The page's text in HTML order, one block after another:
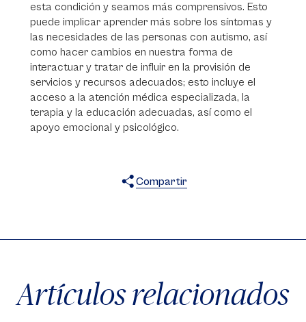
esta condición y seamos más comprensivos. Esto
puede implicar aprender más sobre los síntomas y
las necesidades de las personas con autismo, así
como hacer cambios en nuestra forma de
interactuar y tratar de influir en la provisión de
servicios y recursos adecuados; esto incluye el
acceso a la atención médica especializada, la
terapia y la educación adecuadas, así como el
apoyo emocional y psicológico.
Compartir
Artículos relacionados